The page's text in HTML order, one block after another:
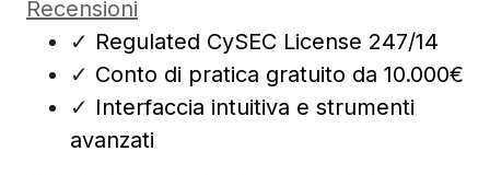
Recensioni
✓ Regulated CySEC License 247/14
✓ Conto di pratica gratuito da 10.000€
✓ Interfaccia intuitiva e strumenti
avanzati